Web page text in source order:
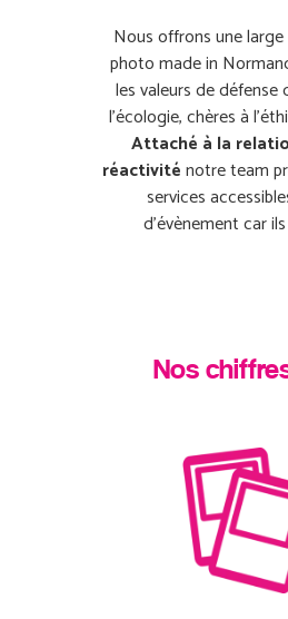
Nous offrons une
photo made in
les valeurs de défense
l’écologie, chères à
Attaché à la
réactiviténotre team
services
d’évènement car
Nos